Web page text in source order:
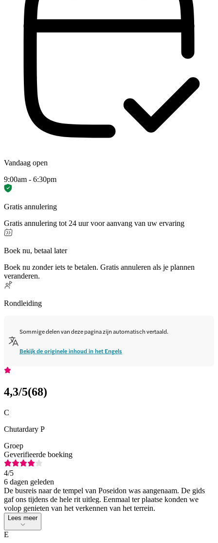
Vandaag open
9:00am - 6:30pm
Gratis annulering
Gratis annulering tot 24 uur voor aanvang van uw ervaring
Boek nu, betaal later
Boek nu zonder iets te betalen. Gratis annuleren als je plannen
veranderen.
Rondleiding
Sommige delen van deze pagina zijn automatisch vertaald.
Bekijk de originele inhoud in het Engels
4,3/5(68)
C
Chutardary P
Groep
Geverifieerde boeking
4/5
6 dagen geleden
De busreis naar de tempel van Poseidon was aangenaam. De gids
gaf ons tijdens de hele rit uitleg. Eenmaal ter plaatse konden we
volop genieten van het verkennen van het terrein.
Lees meer
E